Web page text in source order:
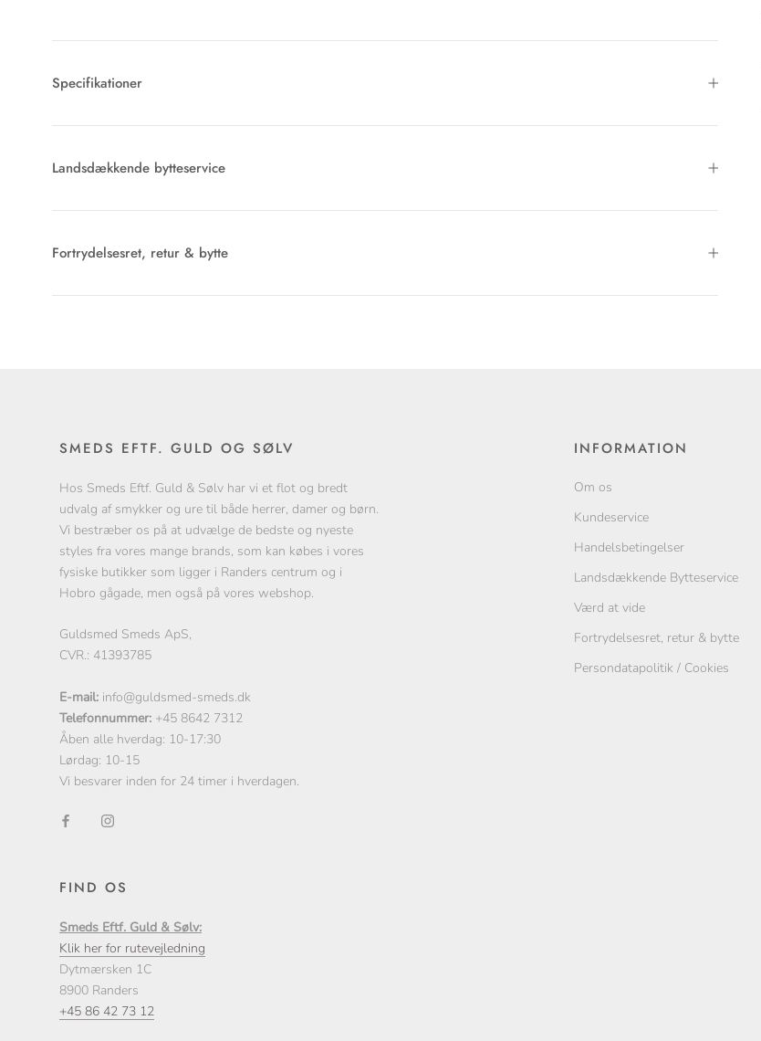
Specifikationer
Landsdækkende bytteservice
Fortrydelsesret, retur & bytte
SMEDS EFTF. GULD OG SØLV
Hos Smeds Eftf. Guld & Sølv har vi et flot og bredt
udvalg af smykker og ure til både herrer, damer og børn.
Vi bestræber os på at udvælge de bedste og nyeste
styles fra vores mange brands, som kan købes i vores
fysiske butikker som ligger i Randers centrum og i
Hobro gågade, men også på vores webshop.
Guldsmed Smeds ApS,
CVR.: 41393785
E-mail: info@guldsmed-smeds.dk
Telefonnummer: +45 8642 7312
Åben alle hverdag: 10-17:30
Lørdag: 10-15
Vi besvarer inden for 24 timer i hverdagen.
INFORMATION
Om os
Kundeservice
Handelsbetingelser
Landsdækkende Bytteservice
Værd at vide
Fortrydelsesret, retur & bytte
Persondatapolitik / Cookies
FIND OS
Smeds Eftf. Guld & Sølv:
Klik her for rutevejledning
Dytmærsken 1C
8900 Randers
+45 86 42 73 12